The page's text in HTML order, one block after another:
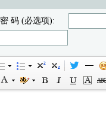
密 码 (必选项):